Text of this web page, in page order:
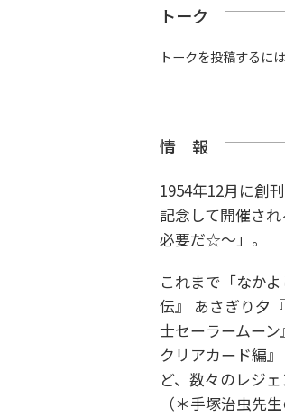
トーク
トークを投稿するに
情 報
1954年12月に創
記念して開催さ
必要だ☆～」。
これまで「なか
伝』 あさぎり夕
士セーラームー
クリアカード編
ど、数々のレジ
（＊手塚治虫先